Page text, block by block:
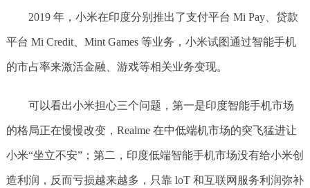
2019 年，小米在印度分别推出了支付平台 Mi Pay、贷款
平台 Mi Credit、Mint Games 等业务，小米试图通过智能手机
的市占率来激活金融、游戏等相关业务变现。
可以看出小米担心三个问题，第一是印度智能手机市场
的格局正在慢慢改变，Realme 在中低端机市场的突飞猛进让
小米“坐立不安”；第二，印度低端智能手机市场没有给小米创
造利润，反而亏损越来越多，只靠 loT 和互联网服务利润弥补